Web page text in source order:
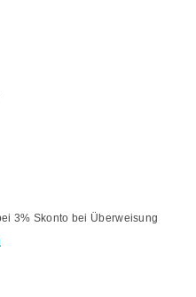
3% Skonto bei Überweisung